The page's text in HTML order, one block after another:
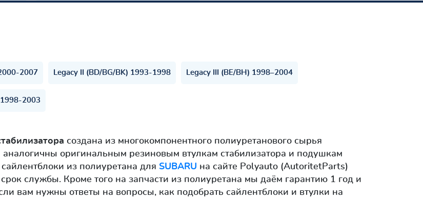
2007 Legacy II (BD/BG/BK) 1993-1998 Legacy III (BE/BH) 1998–2004
2003
создана из многокомпонентного полиуретанового сырья
оригинальным резиновым втулкам стабилизатора и подушкам
из полиуретана для SUBARU на сайте Polyauto (AutoritetParts)
службы. Кроме того на запчасти из полиуретана мы даём гарантию 1 год и
вам нужны ответы на вопросы, как подобрать сайлентблоки и втулки на